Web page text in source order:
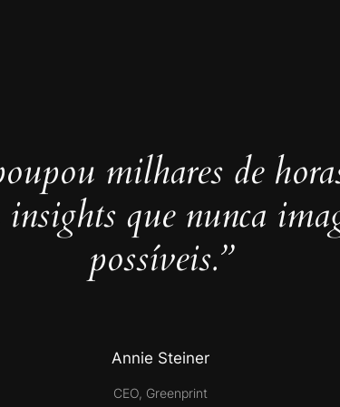
milhares de
insights que nunca
possíveis.”
Annie Steiner
CEO, Greenprint